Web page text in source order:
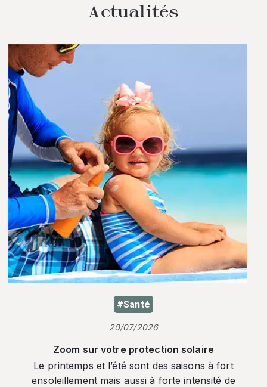
Actualités
#Santé
20/07/2026
Zoom sur votre protection solaire
Le printemps et l’été sont des saisons à fort
ensoleillement mais aussi à forte intensité de